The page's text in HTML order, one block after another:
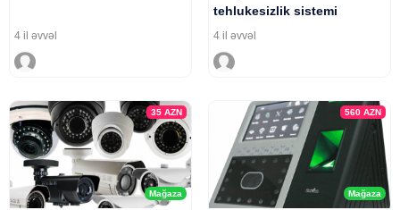
4 il əvvəl
tehlukesizlik sistemi
4 il əvvəl
Mağaza
35AZN
Mağaza
560 AZN